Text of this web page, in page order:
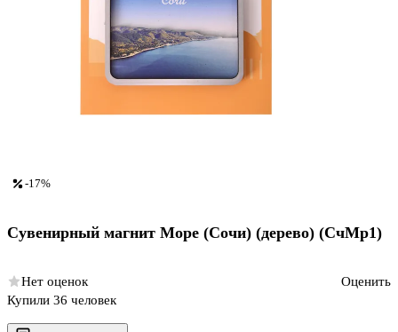
-17%
Сувенирный магнит Море (Сочи) (дерево) (СчМр1)
Нет оценок
Оценить
Купили 36 человек